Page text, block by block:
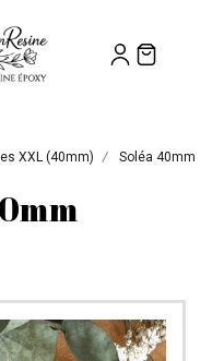
XXL (40mm) Soléa 40mm